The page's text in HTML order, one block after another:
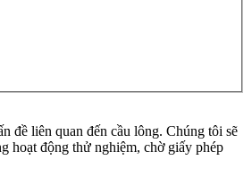
đề liên quan đến cầu lông. Chúng tôi sẽ
hoạt động thử nghiệm, chờ giấy phép